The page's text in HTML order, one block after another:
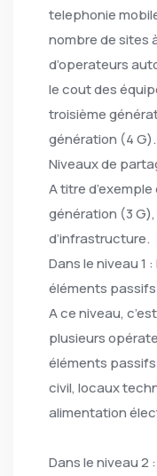
telephonie
nombre de sites
d’operateurs
le cout des
troisième
génération (4 G).
Niveaux de
A titre
génération (3
d’infrastructure.
Dans le niveau 1
éléments passifs
A ce niveau,
plusieurs
éléments
civil, locaux
alimentation
Dans le niveau 2